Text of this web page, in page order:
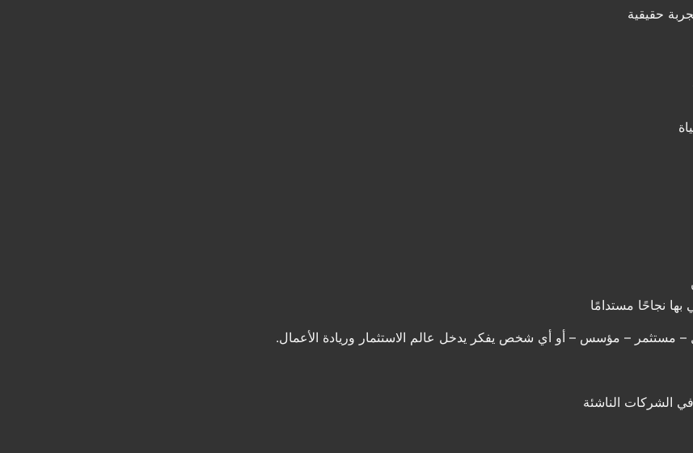
نجاحًا مستدامًا
– مستثمر – مؤسس – أو أي شخص يفكر يدخل عالم الاستثمار وريادة الأعمال.
في الشركات الناشئة